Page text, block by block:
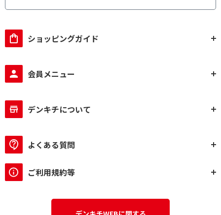
ショッピングガイド
会員メニュー
デンキチについて
よくある質問
ご利用規約等